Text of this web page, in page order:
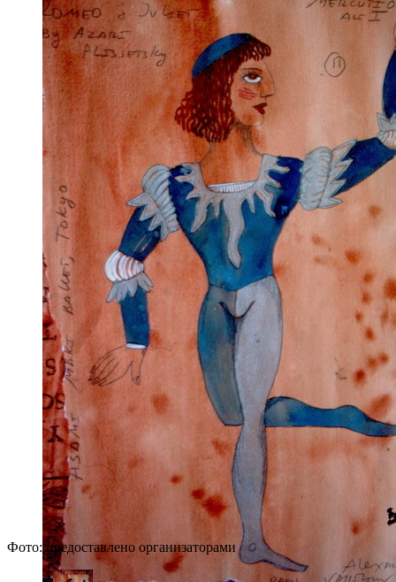
Фото: предоставлено организаторами